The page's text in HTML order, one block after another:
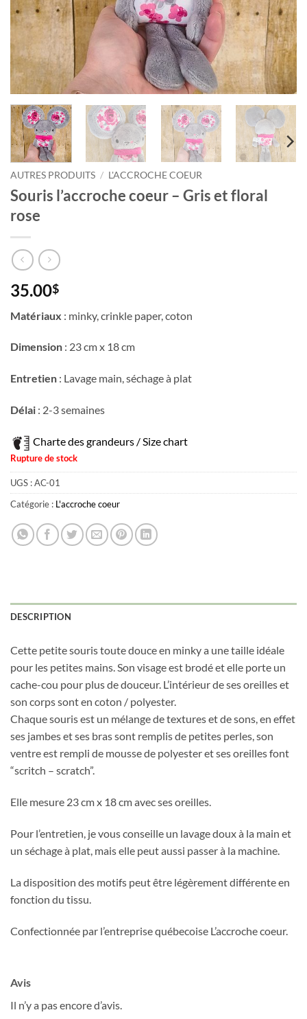
AUTRES PRODUITS / L'ACCROCHE COEUR
Souris l’accroche coeur – Gris et floral
rose
35.00$
Matériaux : minky, crinkle paper, coton
Dimension : 23 cm x 18 cm
Entretien : Lavage main, séchage à plat
Délai : 2-3 semaines
Charte des grandeurs / Size chart
Rupture de stock
UGS :AC-01
Catégorie : L'accroche coeur
DESCRIPTION
Cette petite souris toute douce en minky a une taille idéale
pour les petites mains. Son visage est brodé et elle porte un
cache-cou pour plus de douceur. L’intérieur de ses oreilles et
son corps sont en coton / polyester.
Chaque souris est un mélange de textures et de sons, en effet
ses jambes et ses bras sont remplis de petites perles, son
ventre est rempli de mousse de polyester et ses oreilles font
“scritch – scratch”.
Elle mesure 23 cm x 18 cm avec ses oreilles.
Pour l’entretien, je vous conseille un lavage doux à la main et
un séchage à plat, mais elle peut aussi passer à la machine.
La disposition des motifs peut être légèrement différente en
fonction du tissu.
Confectionnée par l’entreprise québecoise L’accroche coeur.
Avis
Il n’y a pas encore d’avis.
Obtenez 10% de rabais
Obtenez un 10% de rabais sur votre
prochaine commande en vous inscrivant à
Courriel
Cliquez ici pour obtenir votre 10%